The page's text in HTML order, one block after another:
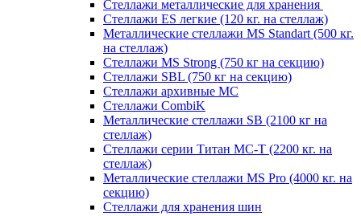
Стеллажи металлические для хранения
Стеллажи ES легкие (120 кг. на стеллаж)
Металлические стеллажи MS Standart (500 кг.
на стеллаж)
Стеллажи MS Strong (750 кг на секцию)
Стеллажи SBL (750 кг на секцию)
Стеллажи архивные МС
Стеллажи CombiK
Металлические стеллажи SB (2100 кг на
стеллаж)
Стеллажи серии Титан МС-Т (2200 кг. на
стеллаж)
Металлические стеллажи MS Pro (4000 кг. на
секцию)
Стеллажи для хранения шин